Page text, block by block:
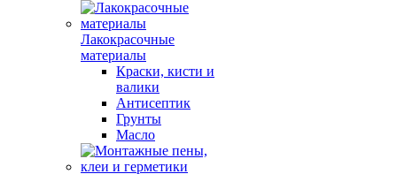
Лакокрасочные
материалы
Краски, кисти и
валики
Антисептик
Грунты
Масло